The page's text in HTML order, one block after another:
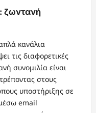
ζωντανή
κανάλια
τις διαφορετικές
συνομιλία είναι
στους
υποστήριξης σε
email